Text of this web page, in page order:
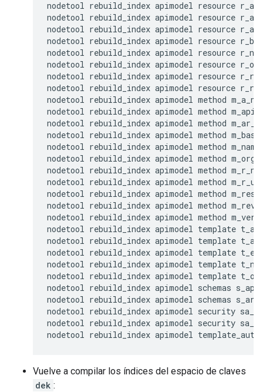
nodetool rebuild_index apimodel resource
nodetool rebuild_index apimodel resource
nodetool rebuild_index apimodel resource
nodetool rebuild_index apimodel resource
nodetool rebuild_index apimodel resource
nodetool rebuild_index apimodel resource
nodetool rebuild_index apimodel resource
nodetool rebuild_index apimodel resource
nodetool rebuild_index apimodel method
nodetool rebuild_index apimodel method
nodetool rebuild_index apimodel method
nodetool rebuild_index apimodel method
nodetool rebuild_index apimodel method m_name
nodetool rebuild_index apimodel method
nodetool rebuild_index apimodel method
nodetool rebuild_index apimodel method
nodetool rebuild_index apimodel method
nodetool rebuild_index apimodel method
nodetool rebuild_index apimodel method m_verb
nodetool rebuild_index apimodel template
nodetool rebuild_index apimodel template
nodetool rebuild_index apimodel template
nodetool rebuild_index apimodel template
nodetool rebuild_index apimodel template
nodetool rebuild_index apimodel schemas
nodetool rebuild_index apimodel schemas
nodetool rebuild_index apimodel security
nodetool rebuild_index apimodel security
nodetool rebuild_index apimodel template_auth
Vuelve a compilar los índices del espacio de claves
dek :